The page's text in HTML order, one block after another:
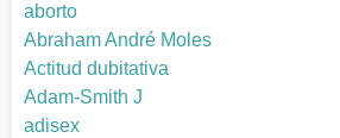
aborto
Abraham André Moles
Actitud dubitativa
Adam-Smith J
adisex